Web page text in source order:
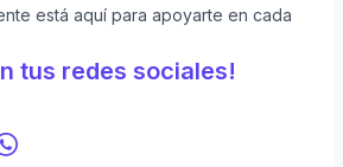
está aquí para apoyarte en cada
tus redes sociales!